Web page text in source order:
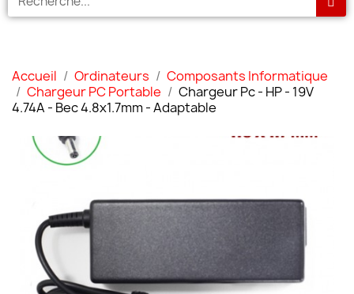
Accueil Ordinateurs
Composants Informatique
Chargeur PC Portable
Chargeur Pc - HP - 19V
4.74A - Bec 4.8x1.7mm - Adaptable